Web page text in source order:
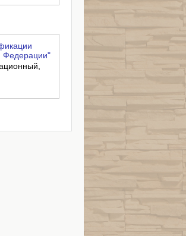
Федерации"